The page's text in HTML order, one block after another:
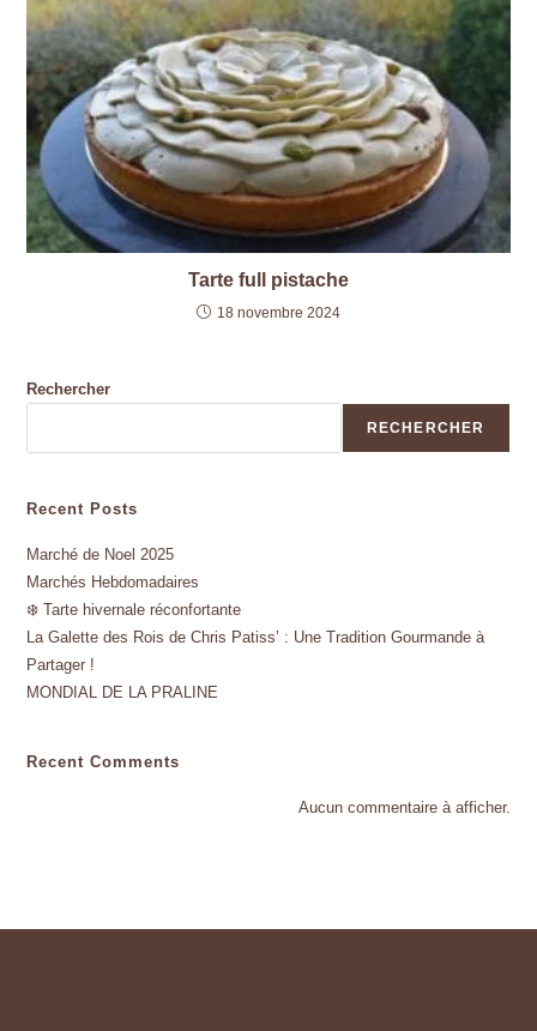
Tarte full pistache
18 novembre 2024
Rechercher
RECHERCHER
Recent Posts
Marché de Noel 2025
Marchés Hebdomadaires
❄️ Tarte hivernale réconfortante
La Galette des Rois de Chris Patiss’ : Une Tradition Gourmande à
Partager !
MONDIAL DE LA PRALINE
Recent Comments
Aucun commentaire à afficher.